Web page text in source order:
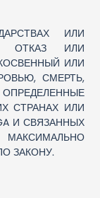
ИЛИ
ОТКАЗ ИЛИ
ИЛИ
СМЕРТЬ,
СТРАНАХ ИЛИ
И СВЯЗАННЫХ
ЗАКОНУ.